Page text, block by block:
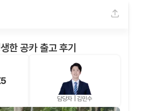
한 공카 출고 후기
담당자 |김민수